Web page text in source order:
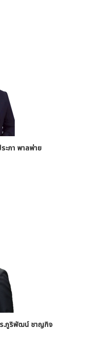
ะภา พาลพ่าย
ร.ภูริพัฒน์ ชาญกิจ